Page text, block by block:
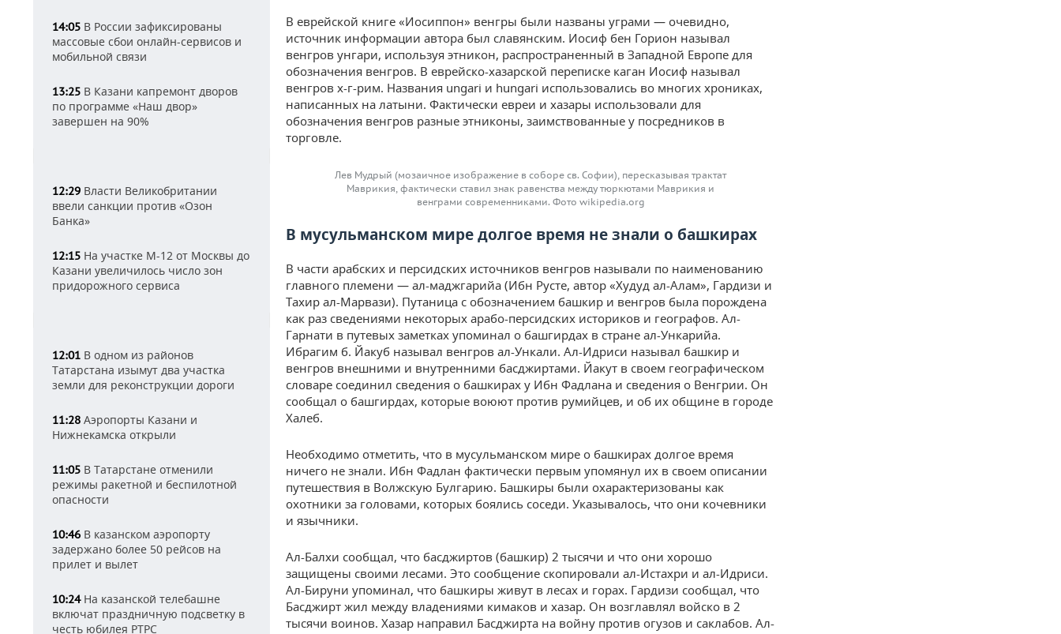
14:05 В России зафиксированы
массовые сбои онлайн-сервисов и
мобильной связи
13:25 В Казани капремонт дворов
по программе «Наш двор»
завершен на 90%
12:29 Власти Великобритании
ввели санкции против «Озон
Банка»
12:15 На участке М-12 от Москвы до
Казани увеличилось число зон
придорожного сервиса
12:01 В одном из районов
Татарстана изымут два участка
земли для реконструкции дороги
11:28 Аэропорты Казани и
Нижнекамска открыли
11:05 В Татарстане отменили
режимы ракетной и беспилотной
опасности
10:46 В казанском аэропорту
задержано более 50 рейсов на
прилет и вылет
10:24На казанской телебашне
включат праздничную подсветку в
честь юбилея РТРС
В еврейской книге «Иосиппон» венгры были названы уграми — очевидно,
источник информации автора был славянским. Иосиф бен Горион называл
венгров унгари, используя этникон, распространенный в Западной Европе для
обозначения венгров. В еврейско-хазарской переписке каган Иосиф называл
венгров х-г-рим. Названия ungari и hungari использовались во многих хрониках,
написанных на латыни. Фактически евреи и хазары использовали для
обозначения венгров разные этниконы, заимствованные у посредников в
торговле.
Лев Мудрый (мозаичное изображение в соборе св. Софии), пересказывая трактат
Маврикия, фактически ставил знак равенства между тюркютами Маврикия и
венграми современниками. Фото wikipedia.org
В мусульманском мире долгое время не знали о башкирах
В части арабских и персидских источников венгров называли по наименованию
главного племени — ал-маджгарийа (Ибн Русте, автор «Худуд ал-Алам», Гардизи и
Тахир ал-Марвази). Путаница с обозначением башкир и венгров была порождена
как раз сведениями некоторых арабо-персидских историков и географов. Ал-
Гарнати в путевых заметках упоминал о башгирдах в стране ал-Ункарийа.
Ибрагим б. Йакуб называл венгров ал-Ункали. Ал-Идриси называл башкир и
венгров внешними и внутренними басджиртами. Йакут в своем географическом
словаре соединил сведения о башкирах у Ибн Фадлана и сведения о Венгрии. Он
сообщал о башгирдах, которые воюют против румийцев, и об их общине в городе
Халеб.
Необходимо отметить, что в мусульманском мире о башкирах долгое время
ничего не знали. Ибн Фадлан фактически первым упомянул их в своем описании
путешествия в Волжскую Булгарию. Башкиры были охарактеризованы как
охотники за головами, которых боялись соседи. Указывалось, что они кочевники
и язычники.
Ал-Балхи сообщал, что басджиртов (башкир) 2 тысячи и что они хорошо
защищены своими лесами. Это сообщение скопировали ал-Истахри и ал-Идриси.
Ал-Бируни упоминал, что башкиры живут в лесах и горах. Гардизи сообщал, что
Басджирт жил между владениями кимаков и хазар. Он возглавлял войско в 2
тысячи воинов. Хазар направил Басджирта на войну против огузов и саклабов. Ал-